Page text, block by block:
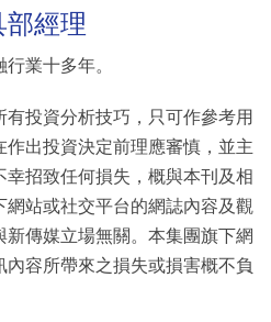
經理
業十多年。
投資分析技巧，只可作參考用
出投資決定前理應審慎，並主
招致任何損失，概與本刊及相
站或社交平台的網誌內容及觀
傳媒立場無關。本集團旗下網
容所帶來之損失或損害概不負